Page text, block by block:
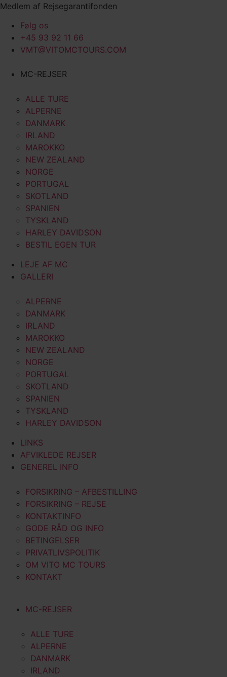
Videre
indhold
Medlem af Rejsegarantifonden
Følg os
+45 93 92 11 66
VMT@VITOMCTOURS.COM
MC-REJSER
ALLE TURE
ALPERNE
DANMARK
IRLAND
MAROKKO
NEW ZEALAND
NORGE
PORTUGAL
SKOTLAND
SPANIEN
TYSKLAND
HARLEY DAVIDSON
BESTIL EGEN TUR
LEJE AF MC
GALLERI
ALPERNE
DANMARK
IRLAND
MAROKKO
NEW ZEALAND
NORGE
PORTUGAL
SKOTLAND
SPANIEN
TYSKLAND
HARLEY DAVIDSON
LINKS
AFVIKLEDE REJSER
GENEREL INFO
FORSIKRING – AFBESTILLING
FORSIKRING – REJSE
KONTAKTINFO
GODE RÅD OG INFO
BETINGELSER
PRIVATLIVSPOLITIK
OM VITO MC TOURS
KONTAKT
MC-REJSER
ALLE TURE
ALPERNE
DANMARK
IRLAND